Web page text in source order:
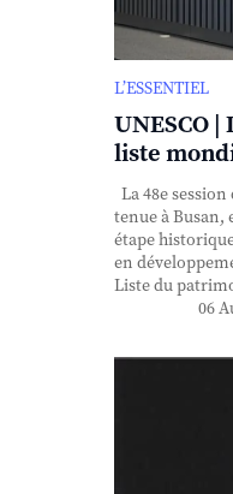
L’ESSENTIEL
UNESCO
liste
La 48e
tenue à Busan,
étape
en
Liste du
06